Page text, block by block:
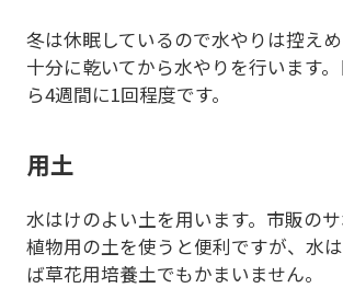
冬は休眠しているので水やりは控え
十分に乾いてから水やりを行います
ら4週間に1回程度です。
用土
水はけのよい土を用います。市販の
植物用の土を使うと便利ですが、水
ば草花用培養土でもかまいません。